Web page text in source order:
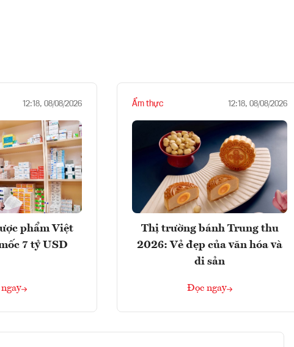
12:18, 08/08/2026
phẩm Việt
7 tỷ USD
Ẩm thực 12:18, 08/08/2026
Thị trường bánh Trung thu
2026: Vẻ đẹp của văn hóa và
di sản
Đọc ngay